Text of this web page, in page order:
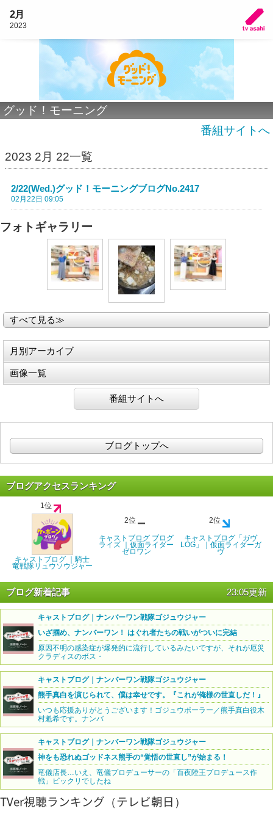
2月
2023
グッド！モーニング
番組サイトへ
2023 2月 22一覧
2/22(Wed.)グッド！モーニングブログNo.2417
02月22日 09:05
フォトギャラリー
すべて見る≫
月別アーカイブ
画像一覧
番組サイトへ
ブログトップへ
ブログアクセスランキング
1位
キャストブログ ｜騎士
竜戦隊リュウソウジャー
2位
キャストブログ ブログ
ライズ ｜仮面ライダー
ゼロワン
2位
キャストブログ「ガヴ
LOG」｜仮面ライダーガ
ヴ
ブログ新着記事 23:05更新
キャストブログ｜ナンバーワン戦隊ゴジュウジャー
いざ掴め、ナンバーワン！ はぐれ者たちの戦いがついに完結
原因不明の感染症が爆発的に流行しているみたいですが、それが厄災
クラディスのボス・
キャストブログ｜ナンバーワン戦隊ゴジュウジャー
熊手真白を演じられて、僕は幸せです。『これが俺様の世直しだ！』
いつも応援ありがとうございます！ゴジュウポーラー／熊手真白役木
村魁希です。ナンバ
キャストブログ｜ナンバーワン戦隊ゴジュウジャー
神をも恐れぬゴッドネス熊手の“覚悟の世直し”が始まる！
竜儀店長…いえ、竜儀プロデューサーの「百夜陸王プロデュース作
戦」ビックリでしたね
TVer視聴ランキング（テレビ朝日）